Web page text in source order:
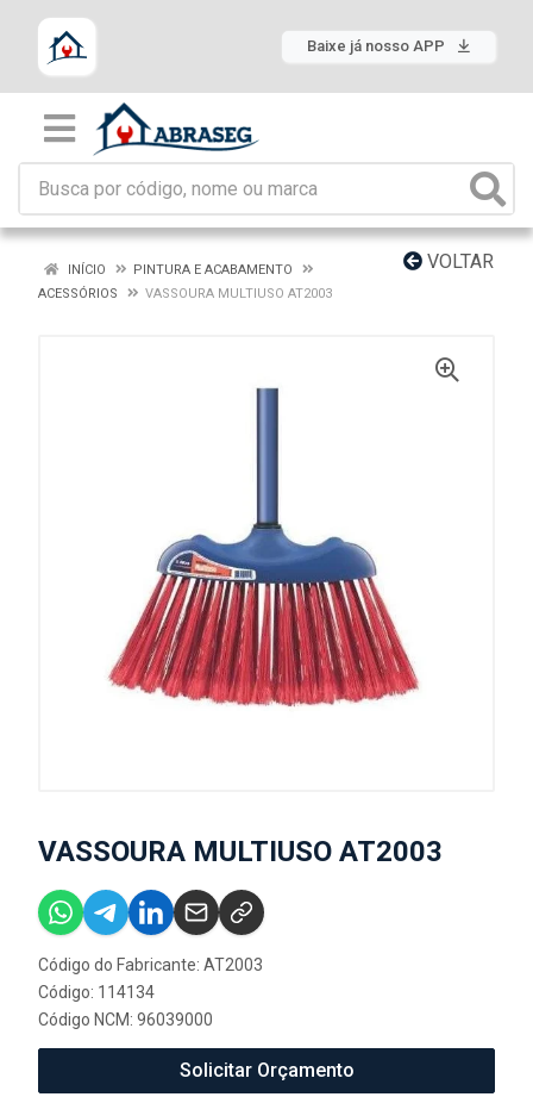
Baixe já nosso APP
VOLTAR
INÍCIO
PINTURA E ACABAMENTO
ACESSÓRIOS
VASSOURA MULTIUSO AT2003
VASSOURA MULTIUSO AT2003
Código do Fabricante: AT2003
Código: 114134
Código NCM: 96039000
Solicitar Orçamento